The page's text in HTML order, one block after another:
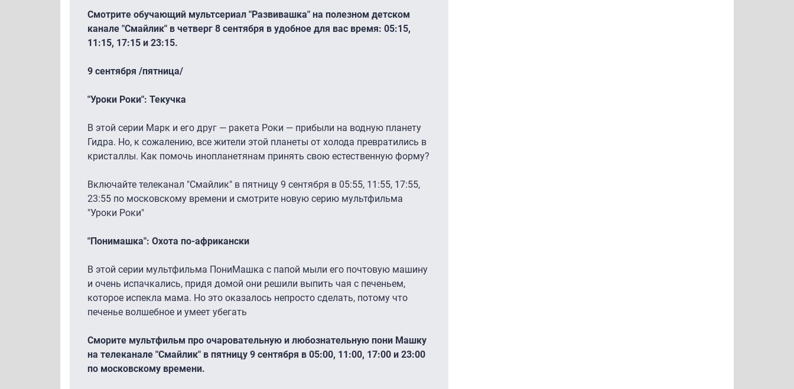
Смотрите обучающий мультсериал "Развивашка" на полезном детском
канале "Смайлик" в четверг 8 сентября в удобное для вас время: 05:15,
11:15, 17:15 и 23:15.
9 сентября /пятница/
"Уроки Роки": Текучка
В этой серии Марк и его друг — ракета Роки — прибыли на водную планету
Гидра. Но, к сожалению, все жители этой планеты от холода превратились в
кристаллы. Как помочь инопланетянам принять свою естественную форму?
Включайте телеканал "Смайлик" в пятницу 9 сентября в 05:55, 11:55, 17:55,
23:55 по московскому времени и смотрите новую серию мультфильма
"Уроки Роки"
"Понимашка": Охота по-африкански
В этой серии мультфильма ПониМашка с папой мыли его почтовую машину
и очень испачкались, придя домой они решили выпить чая с печеньем,
которое испекла мама. Но это оказалось непросто сделать, потому что
печенье волшебное и умеет убегать
Сморите мультфильм про очаровательную и любознательную пони Машку
на телеканале "Смайлик" в пятницу 9 сентября в 05:00, 11:00, 17:00 и 23:00
по московскому времени.